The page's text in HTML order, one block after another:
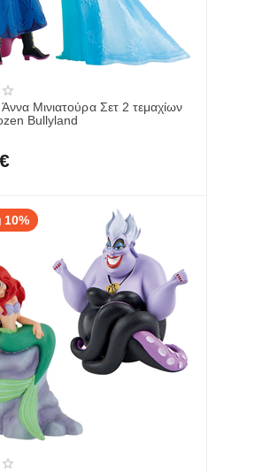
Μινιατούρα Σετ 2 τεμαχίων
Bullyland
€
10%